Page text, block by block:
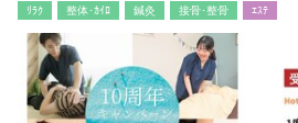
ﾘﾗｸ 整体･ｶｲﾛ 鍼灸 接骨･整骨 ｴｽﾃ